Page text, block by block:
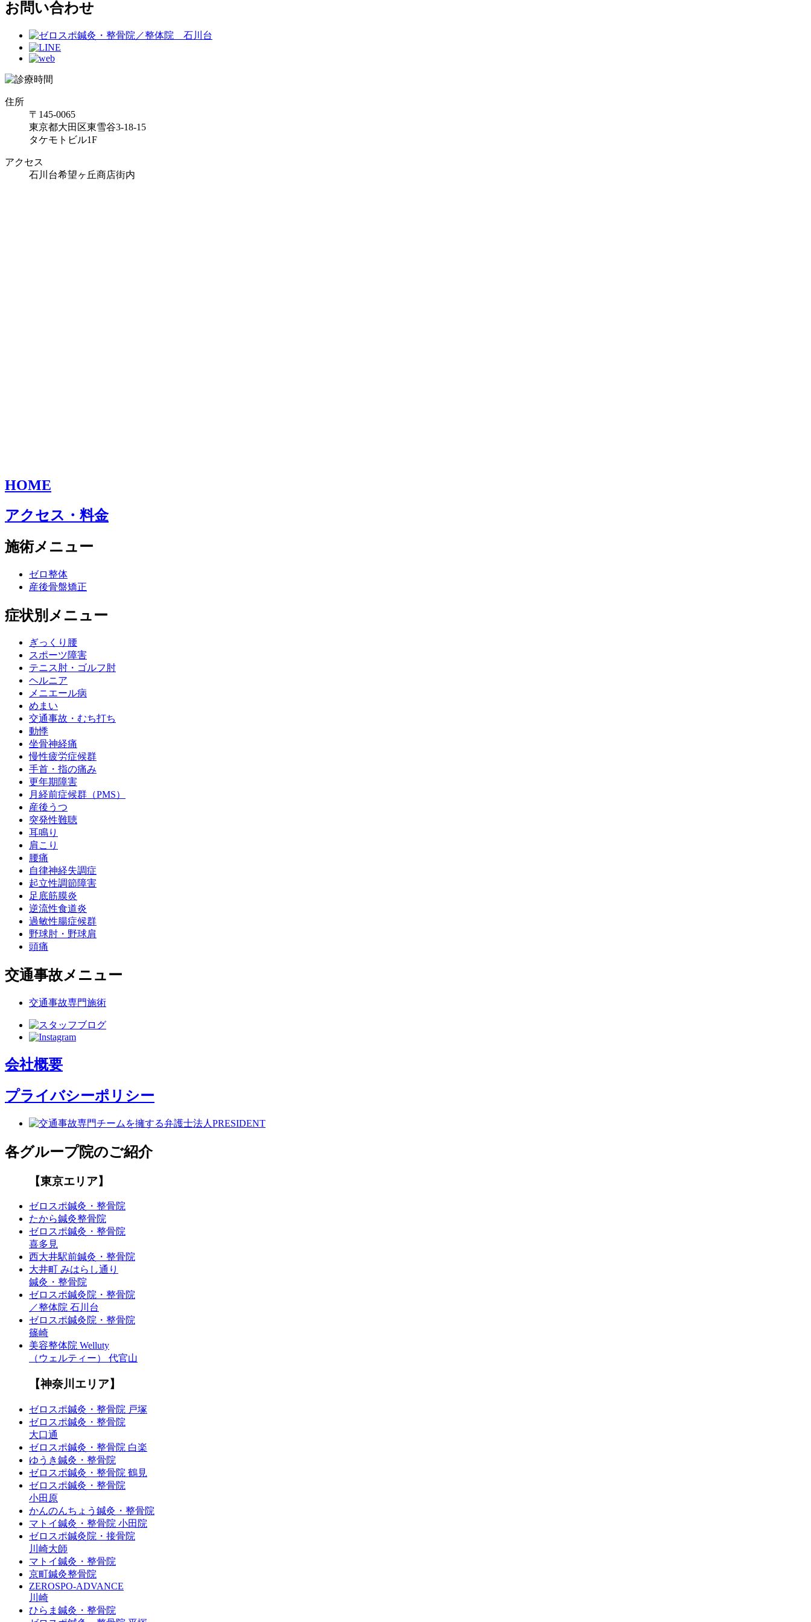
お問い合わせ
住所
〒145-0065
東京都大田区東雪谷3-18-15
タケモトビル1F
アクセス
石川台希望ヶ丘商店街内
HOME
アクセス・料金
施術メニュー
ゼロ整体
産後骨盤矯正
症状別メニュー
ぎっくり腰
スポーツ障害
テニス肘・ゴルフ肘
ヘルニア
メニエール病
めまい
交通事故・むち打ち
動悸
坐骨神経痛
慢性疲労症候群
手首・指の痛み
更年期障害
月経前症候群（PMS）
産後うつ
突発性難聴
耳鳴り
肩こり
腰痛
自律神経失調症
起立性調節障害
足底筋膜炎
逆流性食道炎
過敏性腸症候群
野球肘・野球肩
頭痛
交通事故メニュー
交通事故専門施術
会社概要
プライバシーポリシー
各グループ院のご紹介
【東京エリア】
ゼロスポ鍼灸・整骨院
たから鍼灸整骨院
ゼロスポ鍼灸・整骨院
喜多見
西大井駅前鍼灸・整骨院
大井町 みはらし通り
鍼灸・整骨院
ゼロスポ鍼灸院・整骨院
／整体院 石川台
ゼロスポ鍼灸院・整骨院
篠崎
美容整体院 Welluty
（ウェルティー） 代官山
【神奈川エリア】
ゼロスポ鍼灸・整骨院 戸塚
ゼロスポ鍼灸・整骨院
大口通
ゼロスポ鍼灸・整骨院 白楽
ゆうき鍼灸・整骨院
ゼロスポ鍼灸・整骨院 鶴見
ゼロスポ鍼灸・整骨院
小田原
かんのんちょう鍼灸・整骨院
マトイ鍼灸・整骨院 小田院
ゼロスポ鍼灸院・接骨院
川崎大師
マトイ鍼灸・整骨院
京町鍼灸整骨院
ZEROSPO-ADVANCE
川崎
ひらま鍼灸・整骨院